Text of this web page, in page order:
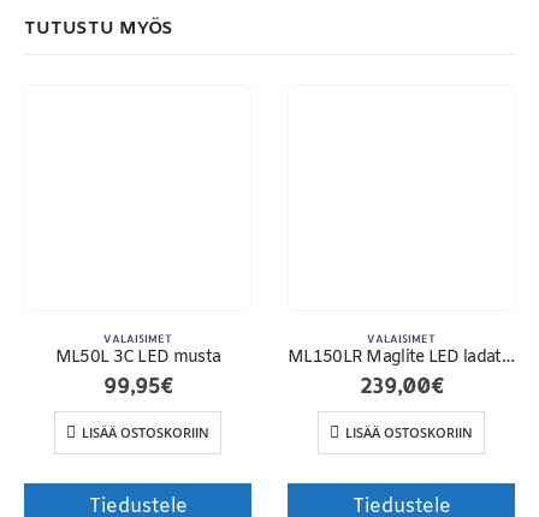
TUTUSTU MYÖS
VALAISIMET
ML50L 3C LED musta
99,95€
LISÄÄ OSTOSKORIIN
Tiedustele
VALAISIMET
ML150LR Maglite LED ladattava
239,00€
LISÄÄ OSTOSKORIIN
Tiedustele
Toimitusehdot